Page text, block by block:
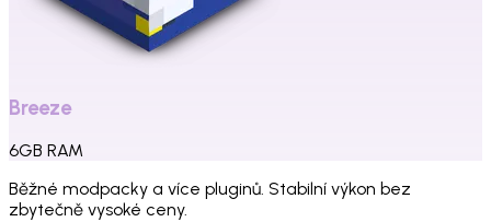
Breeze
6GB RAM
Běžné modpacky a více pluginů. Stabilní výkon bez
zbytečně vysoké ceny.